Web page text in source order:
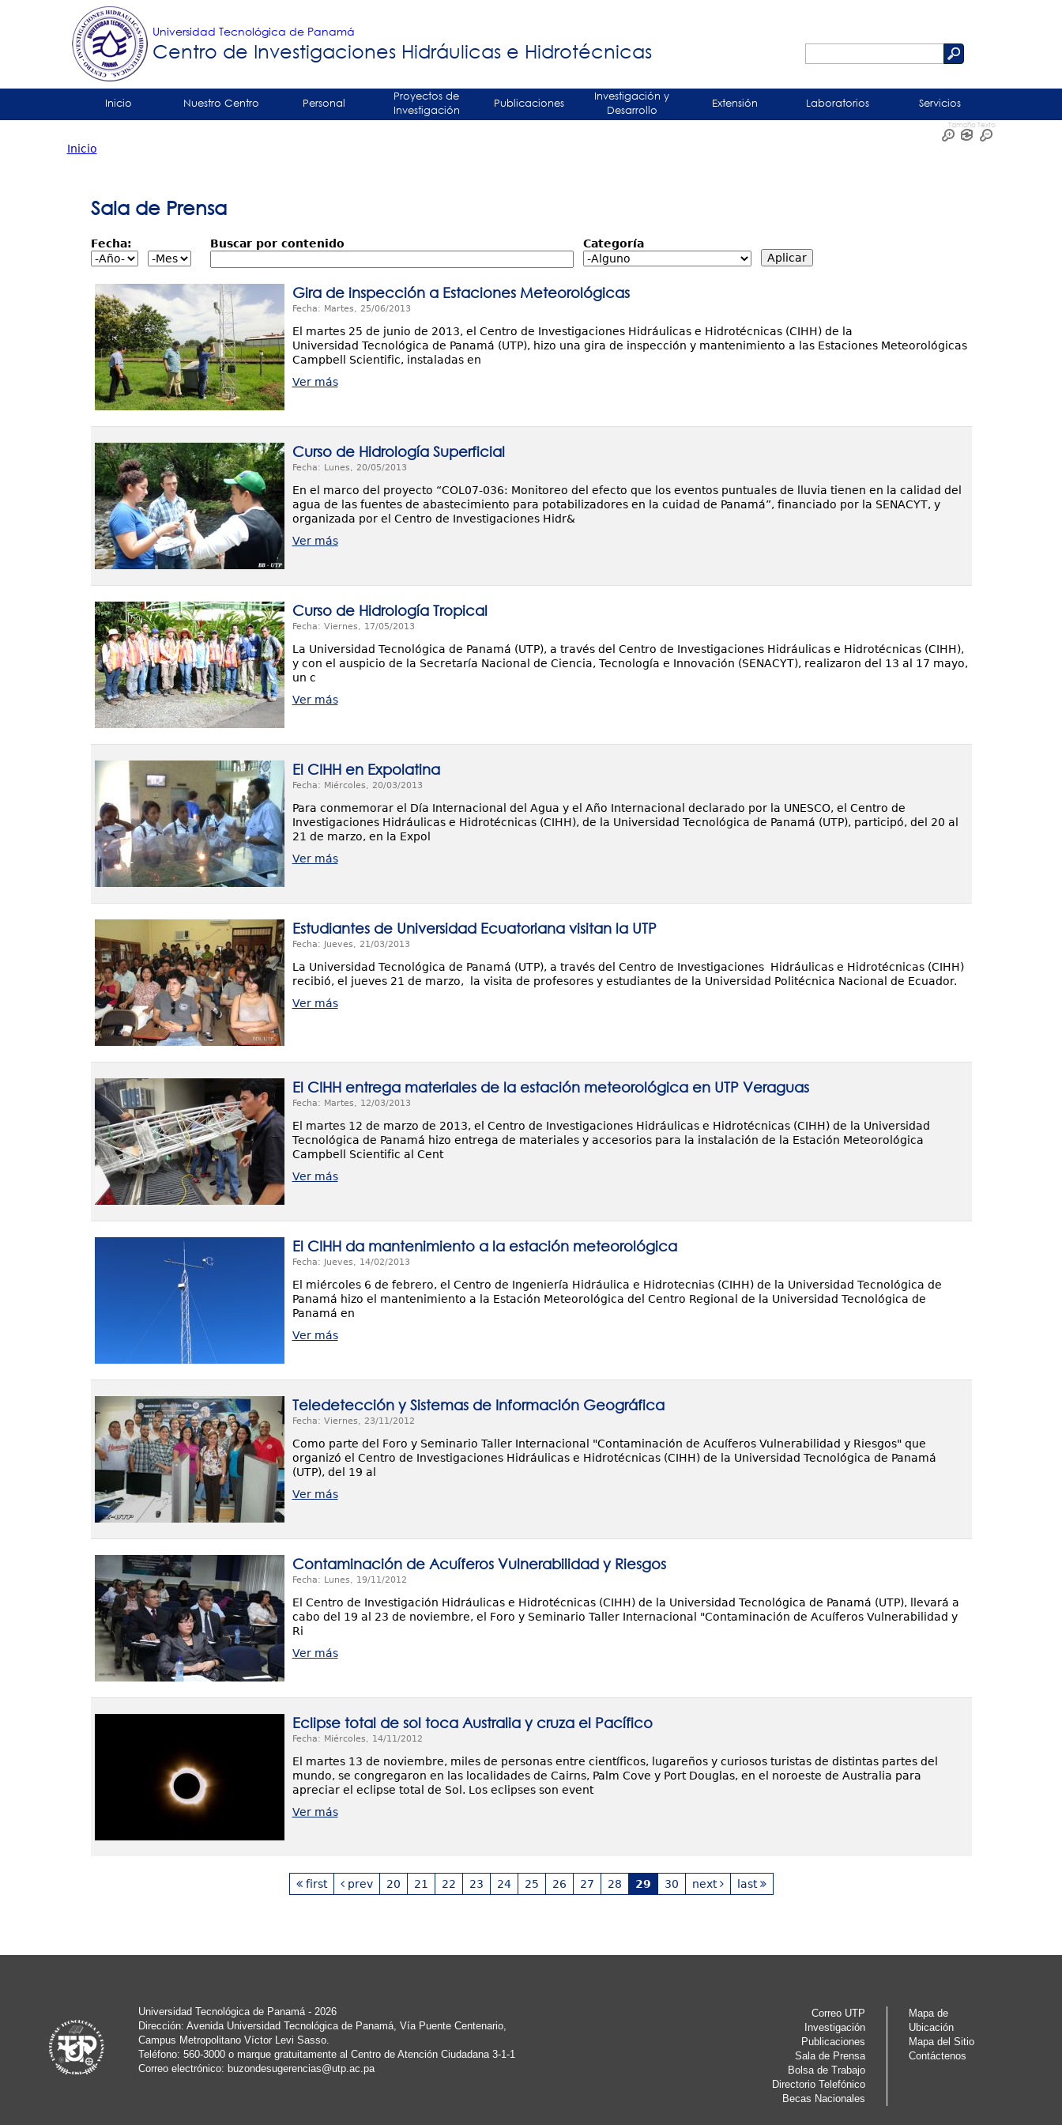
de
Universidad Tecnológica de Panamá
Centro de Investigaciones Hidráulicas e Hidrotécnicas
Tropical
Principal
Inicio Nuestro Centro Personal
Proyectos de
Investigación
Publicaciones
Investigación y
Desarrollo
Extensión Laboratorios Servicios
Tamaño Texto
está
Inicio
Sala de Prensa
Fecha: Buscar por contenido Categoría
Gira de inspección a Estaciones Meteorológicas
Fecha: Martes, 25/06/2013
El martes 25 de junio de 2013, el Centro de Investigaciones Hidráulicas e Hidrotécnicas (CIHH) de la
Universidad Tecnológica de Panamá (UTP), hizo una gira de inspección y mantenimiento a las Estaciones Meteorológicas
Campbell Scientific, instaladas en
Ver más
Curso de Hidrología Superficial
Fecha: Lunes, 20/05/2013
En el marco del proyecto “COL07-036: Monitoreo del efecto que los eventos puntuales de lluvia tienen en la calidad del
agua de las fuentes de abastecimiento para potabilizadores en la cuidad de Panamá”, financiado por la SENACYT, y
organizada por el Centro de Investigaciones Hidr&
Ver más
Curso de Hidrología Tropical
Fecha: Viernes, 17/05/2013
La Universidad Tecnológica de Panamá (UTP), a través del Centro de Investigaciones Hidráulicas e Hidrotécnicas (CIHH),
y con el auspicio de la Secretaría Nacional de Ciencia, Tecnología e Innovación (SENACYT), realizaron del 13 al 17 mayo,
un c
Ver más
El CIHH en Expolatina
Fecha: Miércoles, 20/03/2013
Para conmemorar el Día Internacional del Agua y el Año Internacional declarado por la UNESCO, el Centro de
Investigaciones Hidráulicas e Hidrotécnicas (CIHH), de la Universidad Tecnológica de Panamá (UTP), participó, del 20 al
21 de marzo, en la Expol
Ver más
Estudiantes de Universidad Ecuatoriana visitan la UTP
Fecha: Jueves, 21/03/2013
La Universidad Tecnológica de Panamá (UTP), a través del Centro de Investigaciones Hidráulicas e Hidrotécnicas (CIHH)
recibió, el jueves 21 de marzo, la visita de profesores y estudiantes de la Universidad Politécnica Nacional de Ecuador.
Ver más
El CIHH entrega materiales de la estación meteorológica en UTP Veraguas
Fecha: Martes, 12/03/2013
El martes 12 de marzo de 2013, el Centro de Investigaciones Hidráulicas e Hidrotécnicas (CIHH) de la Universidad
Tecnológica de Panamá hizo entrega de materiales y accesorios para la instalación de la Estación Meteorológica
Campbell Scientific al Cent
Ver más
El CIHH da mantenimiento a la estación meteorológica
Fecha: Jueves, 14/02/2013
El miércoles 6 de febrero, el Centro de Ingeniería Hidráulica e Hidrotecnias (CIHH) de la Universidad Tecnológica de
Panamá hizo el mantenimiento a la Estación Meteorológica del Centro Regional de la Universidad Tecnológica de
Panamá en
Ver más
Teledetección y Sistemas de Información Geográfica
Fecha: Viernes, 23/11/2012
Como parte del Foro y Seminario Taller Internacional "Contaminación de Acuíferos Vulnerabilidad y Riesgos" que
organizó el Centro de Investigaciones Hidráulicas e Hidrotécnicas (CIHH) de la Universidad Tecnológica de Panamá
(UTP), del 19 al
Ver más
Contaminación de Acuíferos Vulnerabilidad y Riesgos
Fecha: Lunes, 19/11/2012
El Centro de Investigación Hidráulicas e Hidrotécnicas (CIHH) de la Universidad Tecnológica de Panamá (UTP), llevará a
cabo del 19 al 23 de noviembre, el Foro y Seminario Taller Internacional "Contaminación de Acuíferos Vulnerabilidad y
Ri
Ver más
Eclipse total de sol toca Australia y cruza el Pacífico
Fecha: Miércoles, 14/11/2012
El martes 13 de noviembre, miles de personas entre científicos, lugareños y curiosos turistas de distintas partes del
mundo, se congregaron en las localidades de Cairns, Palm Cove y Port Douglas, en el noroeste de Australia para
apreciar el eclipse total de Sol. Los eclipses son event
Ver más
first prev 20 21 22 23 24 25 26 27 28 29 30 next last
Correo UTP
Investigación
Publicaciones
Sala de Prensa
Bolsa de Trabajo
Directorio Telefónico
Becas Nacionales
Mapa de
Ubicación
Mapa del Sitio
Contáctenos
Universidad Tecnológica de Panamá - 2026
Dirección: Avenida Universidad Tecnológica de Panamá, Vía Puente Centenario,
Campus Metropolitano Víctor Levi Sasso.
Teléfono: 560-3000 o marque gratuitamente al Centro de Atención Ciudadana 3-1-1
Correo electrónico: buzondesugerencias@utp.ac.pa